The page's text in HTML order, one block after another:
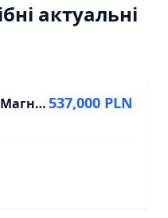
актуальні
2 кімнати, Близько до Магнолії, Балкон, Ліфт, Доступно зразу537,000 PLN